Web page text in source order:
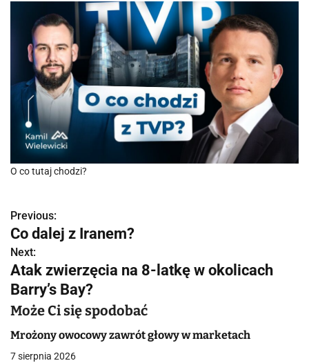
O co tutaj chodzi?
N
a
w
i
a
Previous:
Co dalej z Iranem?
Next:
Atak zwierzęcia na 8-latkę w okolicach
Barry’s Bay?
Może Ci się spodobać
Mrożony owocowy zawrót głowy w marketach
7 sierpnia 2026